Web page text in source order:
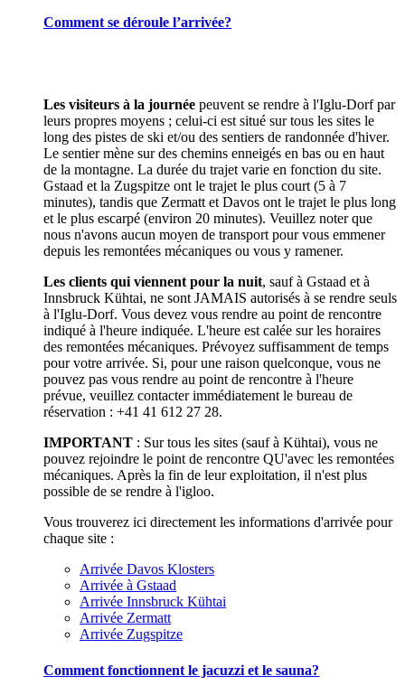
Comment se déroule l’arrivée?
Les visiteurs à la journée peuvent se rendre à l'Iglu-Dorf par
leurs propres moyens ; celui-ci est situé sur tous les sites le
long des pistes de ski et/ou des sentiers de randonnée d'hiver.
Le sentier mène sur des chemins enneigés en bas ou en haut
de la montagne. La durée du trajet varie en fonction du site.
Gstaad et la Zugspitze ont le trajet le plus court (5 à 7
minutes), tandis que Zermatt et Davos ont le trajet le plus long
et le plus escarpé (environ 20 minutes). Veuillez noter que
nous n'avons aucun moyen de transport pour vous emmener
depuis les remontées mécaniques ou vous y ramener.
Les clients qui viennent pour la nuit, sauf à Gstaad et à
Innsbruck Kühtai, ne sont JAMAIS autorisés à se rendre seuls
à l'Iglu-Dorf. Vous devez vous rendre au point de rencontre
indiqué à l'heure indiquée. L'heure est calée sur les horaires
des remontées mécaniques. Prévoyez suffisamment de temps
pour votre arrivée. Si, pour une raison quelconque, vous ne
pouvez pas vous rendre au point de rencontre à l'heure
prévue, veuillez contacter immédiatement le bureau de
réservation : +41 41 612 27 28.
IMPORTANT : Sur tous les sites (sauf à Kühtai), vous ne
pouvez rejoindre le point de rencontre QU'avec les remontées
mécaniques. Après la fin de leur exploitation, il n'est plus
possible de se rendre à l'igloo.
Vous trouverez ici directement les informations d'arrivée pour
chaque site :
Arrivée Davos Klosters
Arrivée à Gstaad
Arrivée Innsbruck Kühtai
Arrivée Zermatt
Arrivée Zugspitze
Comment fonctionnent le jacuzzi et le sauna?